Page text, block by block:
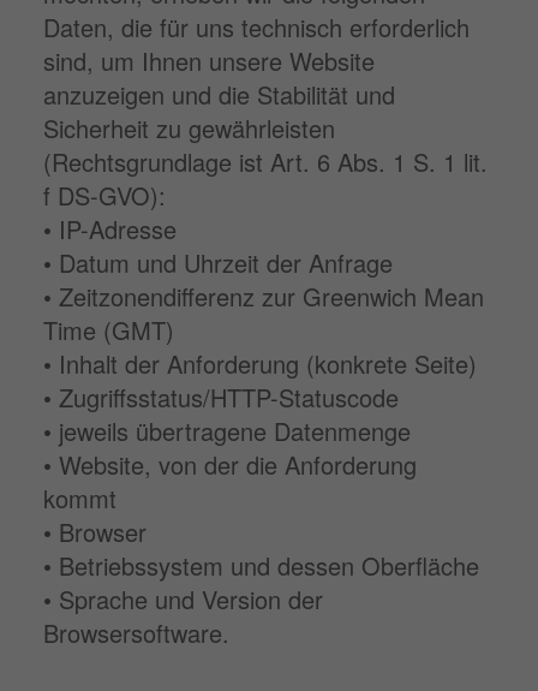
Daten, die für uns technisch erforderlich
sind, um Ihnen unsere Website
anzuzeigen und die Stabilität und
Sicherheit zu gewährleisten
(Rechtsgrundlage ist Art. 6 Abs. 1 S. 1 lit.
f DS-GVO):
• IP-Adresse
• Datum und Uhrzeit der Anfrage
• Zeitzonendifferenz zur Greenwich Mean
Time (GMT)
• Inhalt der Anforderung (konkrete Seite)
• Zugriffsstatus/HTTP-Statuscode
• jeweils übertragene Datenmenge
• Website, von der die Anforderung
kommt
• Browser
• Betriebssystem und dessen Oberfläche
• Sprache und Version der
Browsersoftware.